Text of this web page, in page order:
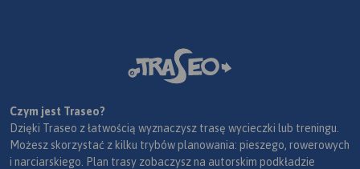
Czym jest Traseo?
Dzięki Traseo z łatwością wyznaczysz trasę wycieczki lub treningu.
Możesz skorzystać z kilku trybów planowania: pieszego, rowerowych
i narciarskiego. Plan trasy zobaczysz na autorskim podkładzie